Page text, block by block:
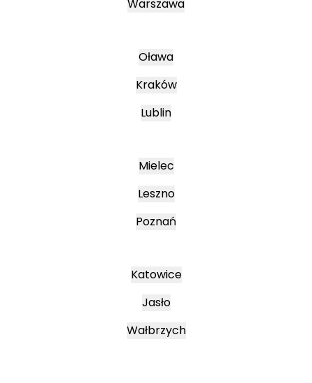
Warszawa
Oława
Kraków
Lublin
Mielec
Leszno
Poznań
Katowice
Jasło
Wałbrzych